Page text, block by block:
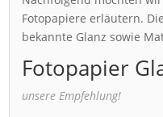
Fotopapiere erläutern.
bekannte Glanz sowie
Fotopapier
unsere Empfehlung!